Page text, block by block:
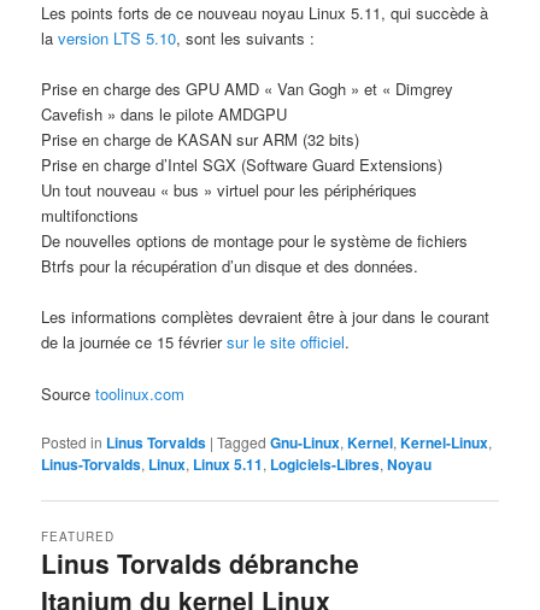
Les points forts de ce nouveau noyau Linux 5.11, qui succède à
laversion LTS 5.10, sont les suivants :
Prise en charge des GPU AMD « Van Gogh » et « Dimgrey
Cavefish » dans le pilote AMDGPU
Prise en charge de KASAN sur ARM (32 bits)
Prise en charge d’Intel SGX (Software Guard Extensions)
Un tout nouveau « bus » virtuel pour les périphériques
multifonctions
De nouvelles options de montage pour le système de fichiers
Btrfs pour la récupération d’un disque et des données.
Les informations complètes devraient être à jour dans le courant
de la journée ce 15 févriersur le site officiel.
Sourcetoolinux.com
Posted in Linus Torvalds |Tagged Gnu-Linux,Kernel,Kernel-Linux,
Linus-Torvalds, Linux, Linux 5.11, Logiciels-Libres,Noyau
Linus Torvalds débranche
Itanium du kernel Linux
FEATURED